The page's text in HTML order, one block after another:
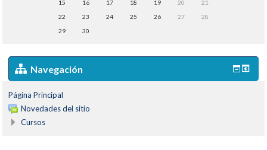
15
16 17 18 19 20
21
22
23 24 25 26 27
28
29
30
Navegación
Página Principal
Novedades del sitio
Cursos